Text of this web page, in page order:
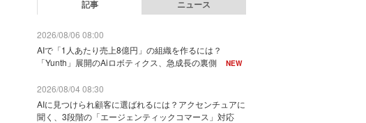
記事 ニュース
2026/08/06 08:00
AIで「1人あたり売上8億円」の組織を作るには？
「Yunth」展開のAiロボティクス、急成長の裏側
NEW
2026/08/04 08:30
AIに見つけられ顧客に選ばれるには？アクセンチュアに
聞く、3段階の「エージェンティックコマース」対応